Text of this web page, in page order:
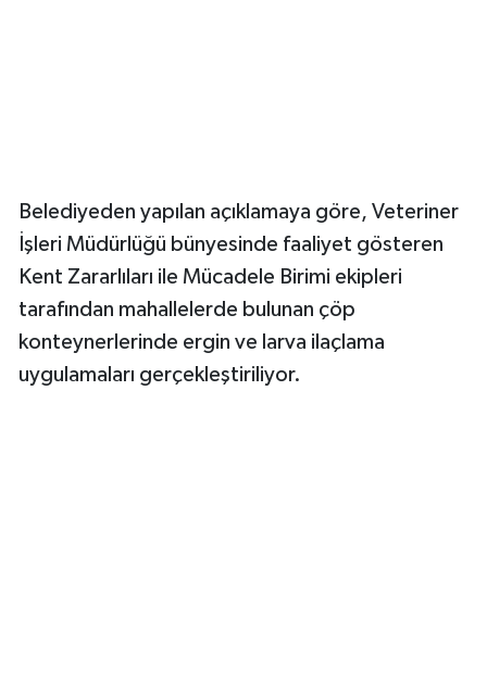
Belediyeden yapılan açıklamaya göre, Veteriner
İşleri Müdürlüğü bünyesinde faaliyet gösteren
Kent Zararlıları ile Mücadele Birimi ekipleri
tarafından mahallelerde bulunan çöp
konteynerlerinde ergin ve larva ilaçlama
uygulamaları gerçekleştiriliyor.